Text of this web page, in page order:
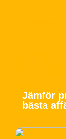
Jämför
bästa